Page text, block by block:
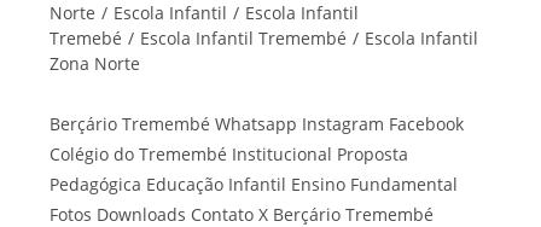
Norte / Escola Infantil / Escola Infantil
Tremebé / Escola Infantil Tremembé / Escola Infantil
Zona Norte
Berçário Tremembé Whatsapp Instagram Facebook
Colégio do Tremembé Institucional Proposta
Pedagógica Educação Infantil Ensino Fundamental
Fotos Downloads Contato X Berçário Tremembé